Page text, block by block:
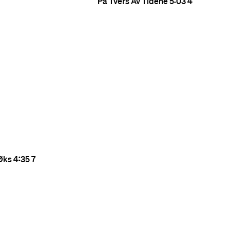
4:357